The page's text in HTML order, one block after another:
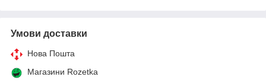
Умови доставки
Нова Пошта
Магазини Rozetka